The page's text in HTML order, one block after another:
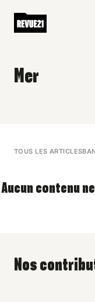
Mer
TOUS LES ARTICLES
Aucun contenu
Nos